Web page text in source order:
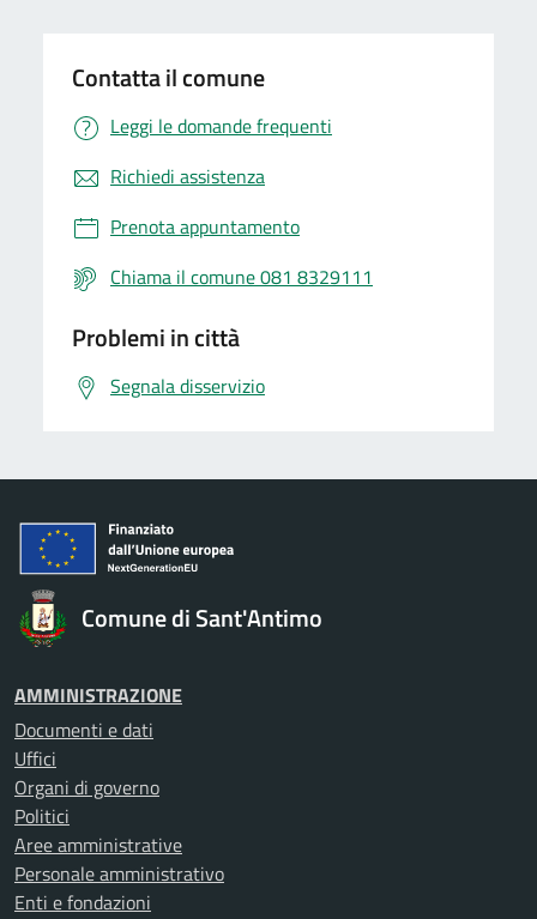
Contatta il comune
Leggi le domande frequenti
Richiedi assistenza
Prenota appuntamento
Chiama il comune 081 8329111
Problemi in città
Segnala disservizio
Comune di Sant'Antimo
AMMINISTRAZIONE
Documenti e dati
Uffici
Organi di governo
Politici
Aree amministrative
Personale amministrativo
Enti e fondazioni